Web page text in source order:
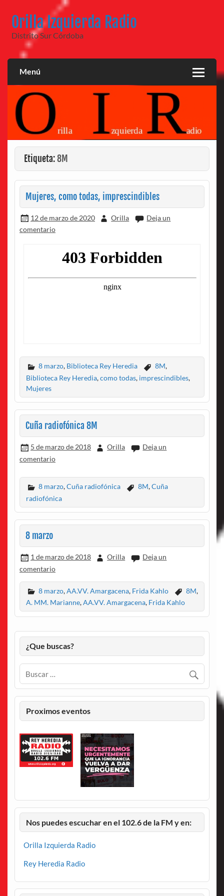
contenido
Orilla Izquierda Radio
Distrito Sur Córdoba
Menú
Etiqueta:8M
Mujeres, como todas, imprescindibles
12 de marzo de 2020 Orilla
Deja un
comentario
8 marzo, Biblioteca Rey Heredia 8M,
Biblioteca Rey Heredia,como todas, imprescindibles,
Mujeres
Cuña radiofónica 8M
5 de marzo de 2018 Orilla
Deja un
comentario
8 marzo,Cuña radiofónica 8M,Cuña
radiofónica
8 marzo
1 de marzo de 2018 Orilla
Deja un
comentario
8 marzo,AA.VV. Amargacena, Frida Kahlo 8M,
A. MM. Marianne,AA.VV. Amargacena, Frida Kahlo
¿Que buscas?
Proximos eventos
Nos puedes escuchar en el 102.6 de la FM y en:
Orilla Izquierda Radio
Rey Heredia Radio